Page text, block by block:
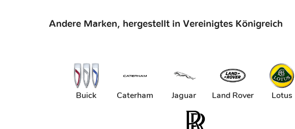
Andere Marken, hergestellt in Vereinigtes Königreich
Buick Caterham Jaguar Land Rover Lotus